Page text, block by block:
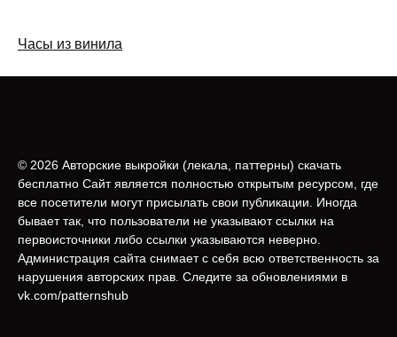
Часы из винила
© 2026 Авторские выкройки (лeкала, паттерны) скачать
бесплатно Сайт является полностью открытым ресурсом, где
все посетители могут присылать свои публикации. Иногда
бывает так, что пользователи не указывают ссылки на
первоисточники либо ссылки указываются неверно.
Администрация сайта снимает с себя всю ответственность за
нарушения авторских прав. Следите за обновлениями в
vk.com/patternshub